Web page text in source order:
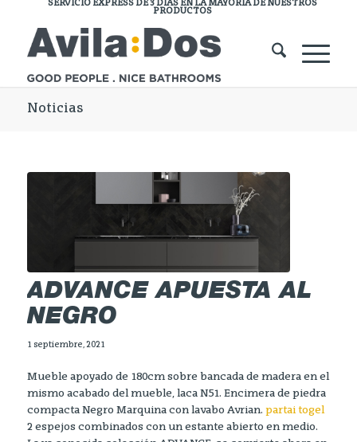
SERVICIO EXPRESS DE 3 DÍAS EN LA MAYORÍA DE NUESTROS
PRODUCTOS
Noticias
ADVANCE APUESTA AL
NEGRO
1 septiembre, 2021
Mueble apoyado de 180cm sobre bancada de madera en el
mismo acabado del mueble, laca N51. Encimera de piedra
compacta Negro Marquina con lavabo Avrian. partai togel
2 espejos combinados con un estante abierto en medio.